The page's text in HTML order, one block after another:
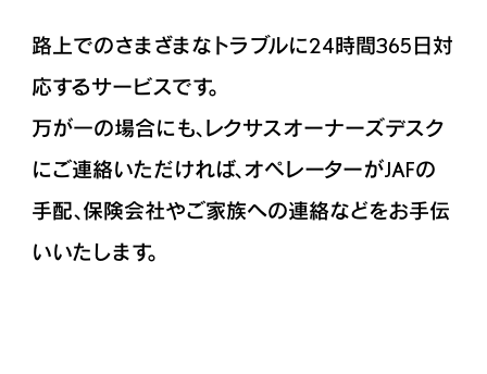
路上でのさまざまなトラブルに24時間365日対
応するサービスです。
万が一の場合にも、レクサスオーナーズデスク
にご連絡いただければ、オペレーターがJAFの
手配、保険会社やご家族への連絡などをお手伝
いいたします。